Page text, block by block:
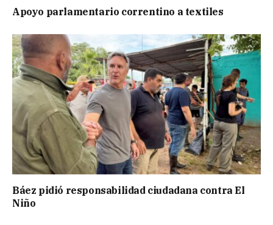
Apoyo parlamentario correntino a textiles
Báez pidió responsabilidad ciudadana contra El
Niño